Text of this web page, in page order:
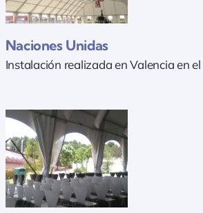
Naciones Unidas
Instalación realizada en Valencia en